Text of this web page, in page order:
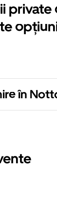
private
în